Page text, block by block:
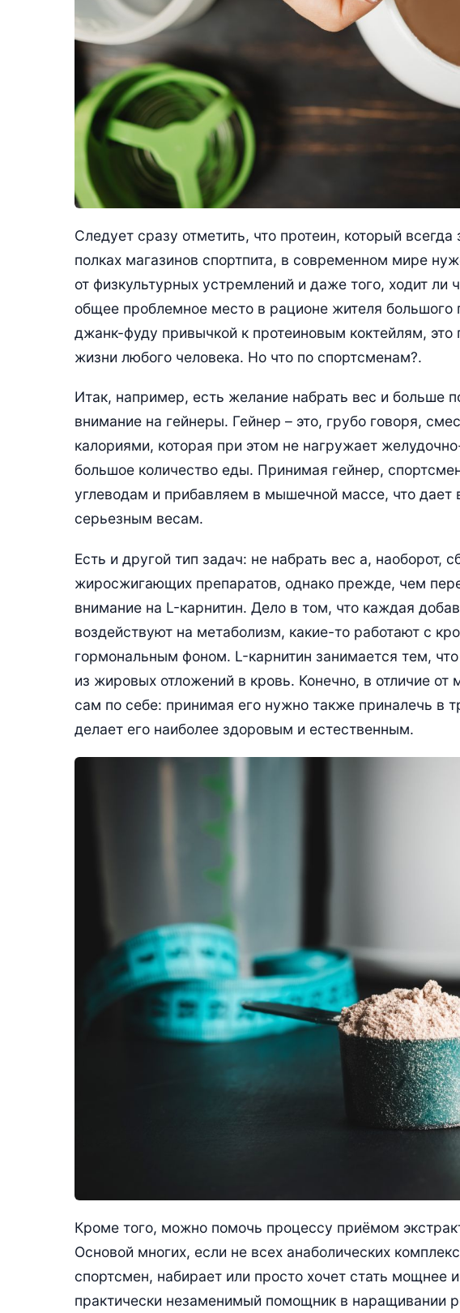
Следует сразу отметить, что протеин, который
полках магазинов спортпита, в современном мире
от физкультурных устремлений и даже того, ходит ли
общее проблемное место в рационе жителя большого
джанк-фуду привычкой к протеиновым коктейлям, это
жизни любого человека. Но что по спортсменам?.
Итак, например, есть желание набрать вес и больше
внимание на гейнеры. Гейнер – это, грубо говоря,
калориями, которая при этом не нагружает
большое количество еды. Принимая гейнер,
углеводам и прибавляем в мышечной массе, что дает
серьезным весам.
Есть и другой тип задач: не набрать вес а, наоборот,
жиросжигающих препаратов, однако прежде, чем
внимание на L-карнитин. Дело в том, что каждая
воздействуют на метаболизм, какие-то работают с
гормональным фоном. L-карнитин занимается тем,
из жировых отложений в кровь. Конечно, в отличие от
сам по себе: принимая его нужно также приналечь в
делает его наиболее здоровым и естественным.
Кроме того, можно помочь процессу приёмом
Основой многих, если не всех анаболических
спортсмен, набирает или просто хочет стать мощнее
практически незаменимый помощник в наращивании